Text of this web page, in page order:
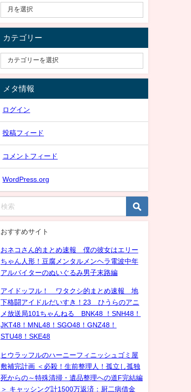
カテゴリー
メタ情報
ログイン
投稿フィード
コメントフィード
WordPress.org
おすすめサイト
おネコさん的まとめ速報 僕の彼女はエリー
ちゃん人形！豆腐メンタルメンヘラ電波中年
アルバイターのぬいぐるみ男子末路編
アイドッフル！ ワタクシ的まとめ速報 地
下格闘アイドルだいすき！23 ひうらのアニ
メ放送局101ちゃんねる BNK48 ！SNH48！
JKT48！MNL48！SGO48！GNZ48！
STU48！SKE48
ヒウラッフルのハーニーフィニッシュゴミ屋
敷補完計画 ＜必殺！生前整理人！孤立し孤独
死からの～特殊清掃・遺品整理への道F完結編
＞ キャッシング計1500万返済：厨二病借金